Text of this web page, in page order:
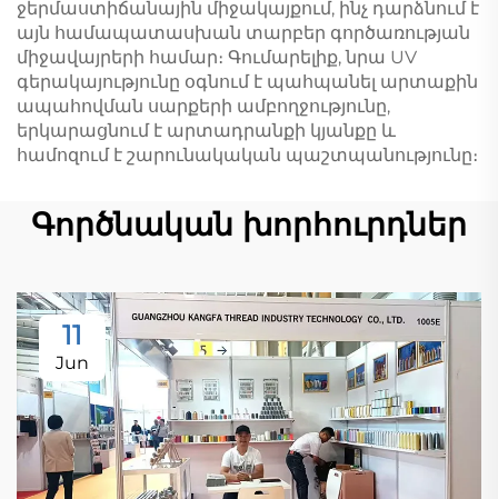
ջերմաստիճանային միջակայքում, ինչ դարձնում է
այն համապատասխան տարբեր գործառության
միջավայրերի համար։ Գումարելիք, նրա UV
գերակայությունը օգնում է պահպանել արտաքին
ապահովման սարքերի ամբողջությունը,
երկարացնում է արտադրանքի կյանքը և
համոզում է շարունակական պաշտպանությունը։
Գործնական խորհուրդներ
11
Jun